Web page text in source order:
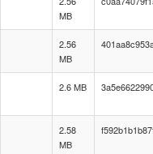
MB
2.56
MB
2.6 MB
2.58
MB